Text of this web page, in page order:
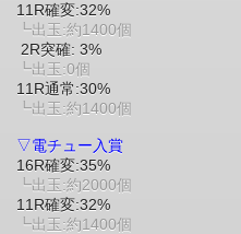
11R確変:32%
┗出玉:約1400個
2R突確: 3%
┗出玉:0個
11R通常:30%
┗出玉:約1400個
▽電チュー入賞
16R確変:35%
┗出玉:約2000個
11R確変:32%
┗出玉:約1400個